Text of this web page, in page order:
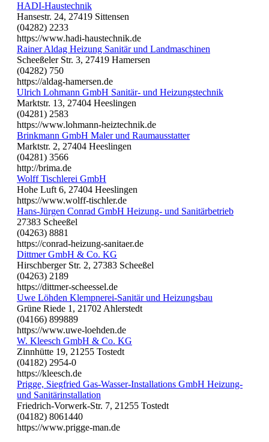
HADI-Haustechnik
Hansestr. 24, 27419 Sittensen
(04282) 2233
https://www.hadi-haustechnik.de
Rainer Aldag Heizung Sanitär und Landmaschinen
Scheeßeler Str. 3, 27419 Hamersen
(04282) 750
https://aldag-hamersen.de
Ulrich Lohmann GmbH Sanitär- und Heizungstechnik
Marktstr. 13, 27404 Heeslingen
(04281) 2583
https://www.lohmann-heiztechnik.de
Brinkmann GmbH Maler und Raumausstatter
Marktstr. 2, 27404 Heeslingen
(04281) 3566
http://brima.de
Wolff Tischlerei GmbH
Hohe Luft 6, 27404 Heeslingen
https://www.wolff-tischler.de
Hans-Jürgen Conrad GmbH Heizung- und Sanitärbetrieb
27383 Scheeßel
(04263) 8881
https://conrad-heizung-sanitaer.de
Dittmer GmbH & Co. KG
Hirschberger Str. 2, 27383 Scheeßel
(04263) 2189
https://dittmer-scheessel.de
Uwe Löhden Klempnerei-Sanitär und Heizungsbau
Grüne Riede 1, 21702 Ahlerstedt
(04166) 899889
https://www.uwe-loehden.de
W. Kleesch GmbH & Co. KG
Zinnhütte 19, 21255 Tostedt
(04182) 2954-0
https://kleesch.de
Prigge, Siegfried Gas-Wasser-Installations GmbH Heizung-
und Sanitärinstallation
Friedrich-Vorwerk-Str. 7, 21255 Tostedt
(04182) 8061440
https://www.prigge-man.de